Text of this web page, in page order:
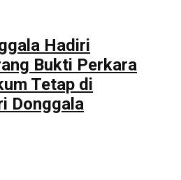
Hadiri
Bukti Perkara
Tetap di
Donggala